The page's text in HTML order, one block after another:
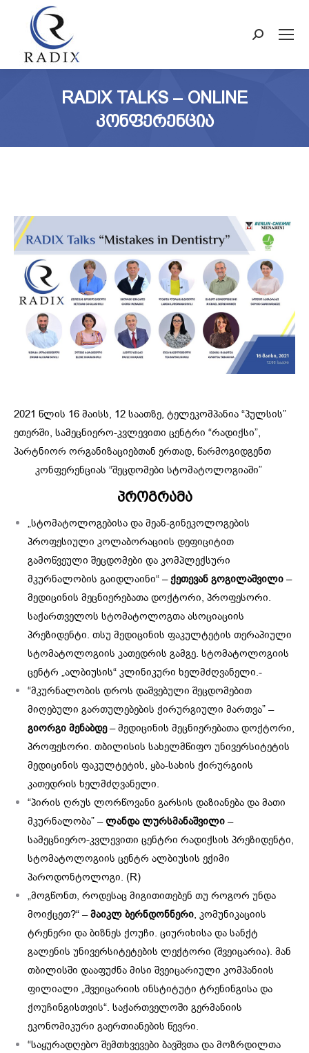
Search:
RADIX TALKS – ONLINE
ᲙᲝᲜᲤᲔᲠᲔᲜᲪᲘᲐ
2021 წლის 16 მაისს, 12 საათზე, ტელეკომპანია “პულსის”
ეთერში, სამეცნიერო-კვლევითი ცენტრი “რადიქსი”,
პარტნიორ ორგანიზაციებთან ერთად, წარმოგიდგენთ
კონფერენციას “შეცდომები სტომატოლოგიაში”
პროგრამა
„სტომატოლოგებისა და მეან-გინეკოლოგების
პროფესიული კოლაბორაციის დეფიციტით
გამოწვეული შეცდომები და კომპლექსური
მკურნალობის გაიდლაინი“ –ქეთევან გოგილაშვილი –
მედიცინის მეცნიერებათა დოქტორი, პროფესორი.
საქართველოს სტომატოლოგთა ასოციაციის
პრეზიდენტი. თსუ მედიცინის ფაკულტეტის თერაპიული
სტომატოლოგიის კათედრის გამგე. სტომატოლოგიის
ცენტრ „ალბიუსის“ კლინიკური ხელმძღვანელი.-
“მკურნალობის დროს დაშვებული შეცდომებით
მიღებული გართულებების ქირურგიული მართვა” –
გიორგი მენაბდე– მედიცინის მეცნიერებათა დოქტორი,
პროფესორი. თბილისის სახელმწიფო უნივერსიტეტის
მედიცინის ფაკულტეტის, ყბა-სახის ქირურგიის
კათედრის ხელმძღვანელი.
“პირის ღრუს ლორწოვანი გარსის დაზიანება და მათი
მკურნალობა” –ლანდა ლურსმანაშვილი –
სამეცნიერო-კვლევითი ცენტრი რადიქსის პრეზიდენტი,
სტომატოლოგიის ცენტრ ალბიუსის ექიმი
პაროდონტოლოგი. (R)
„მოგწონთ, როდესაც მიგითითებენ თუ როგორ უნდა
მოიქცეთ?“ –მაიკლ ბერნდონნერი, კომუნიკაციის
ტრენერი და ბიზნეს ქოუჩი. ციურიხისა და სანქტ
გალენის უნივერსიტეტების ლექტორი (შვეიცარია). მან
თბილისში დააფუძნა მისი შვეიცარიული კომპანიის
ფილიალი „შვეიცარიის ინსტიტუტი ტრენინგისა და
ქოუჩინგისთვის“. საქართველოში გერმანიის
ეკონომიკური გაერთიანების წევრი.
“საყურადღებო შემთხვევები ბავშვთა და მოზრდილთა